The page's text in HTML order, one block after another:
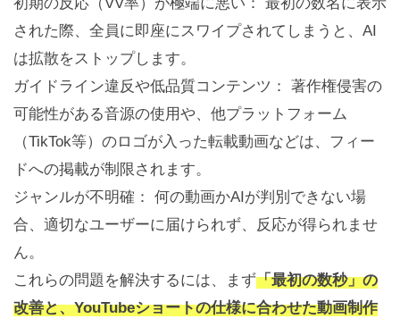
初期の反応（VV率）が極端に悪い： 最初の数名に表示
された際、全員に即座にスワイプされてしまうと、AI
は拡散をストップします。
ガイドライン違反や低品質コンテンツ： 著作権侵害の
可能性がある音源の使用や、他プラットフォーム
（TikTok等）のロゴが入った転載動画などは、フィー
ドへの掲載が制限されます。
ジャンルが不明確： 何の動画かAIが判別できない場
合、適切なユーザーに届けられず、反応が得られませ
ん。
これらの問題を解決するには、まず「最初の数秒」の
改善と、YouTubeショートの仕様に合わせた動画制作